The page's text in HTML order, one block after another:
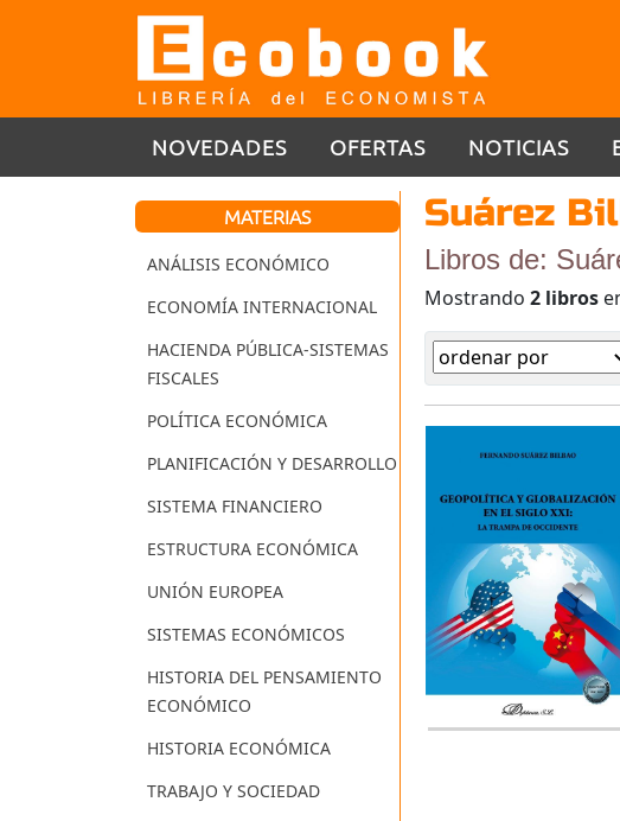
NOVEDADES OFERTAS NOTICIAS
MATERIAS
ANÁLISIS ECONÓMICO
ECONOMÍA INTERNACIONAL
HACIENDA PÚBLICA-SISTEMAS
FISCALES
POLÍTICA ECONÓMICA
PLANIFICACIÓN Y DESARROLLO
SISTEMA FINANCIERO
ESTRUCTURA ECONÓMICA
UNIÓN EUROPEA
SISTEMAS ECONÓMICOS
HISTORIA DEL PENSAMIENTO
ECONÓMICO
HISTORIA ECONÓMICA
TRABAJO Y SOCIEDAD
Suárez
Libros de:
Mostrando2 libros